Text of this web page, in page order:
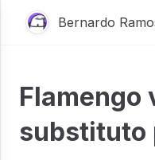
Bernardo
Flamengo
substituto